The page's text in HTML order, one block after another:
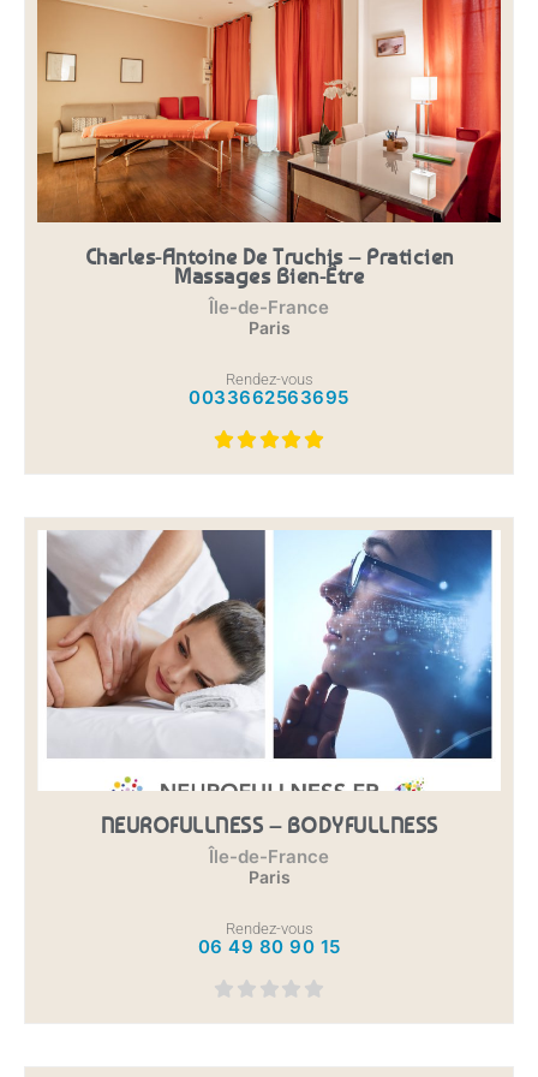
Charles-Antoine De Truchis – Praticien
Massages Bien-Être
Île-de-France
Paris
Rendez-vous
0033662563695
NEUROFULLNESS – BODYFULLNESS
Île-de-France
Paris
Rendez-vous
06 49 80 90 15